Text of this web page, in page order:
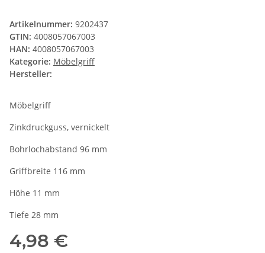
Artikelnummer: 9202437
GTIN: 4008057067003
HAN: 4008057067003
Kategorie: Möbelgriff
Hersteller:
Möbelgriff
Zinkdruckguss, vernickelt
Bohrlochabstand 96 mm
Griffbreite 116 mm
Höhe 11 mm
Tiefe 28 mm
4,98 €